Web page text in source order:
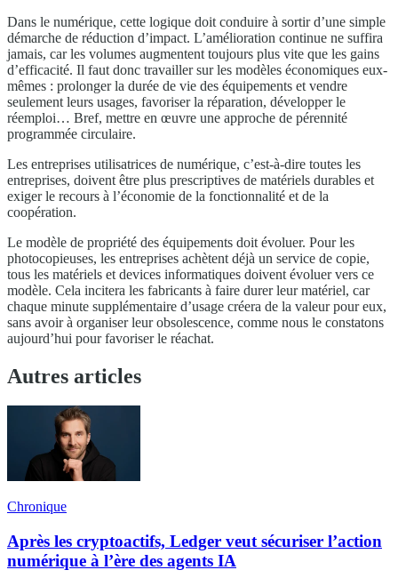
Dans le numérique, cette logique doit conduire à sortir d’une simple
démarche de réduction d’impact. L’amélioration continue ne suffira
jamais, car les volumes augmentent toujours plus vite que les gains
d’efficacité. Il faut donc travailler sur les modèles économiques eux-
mêmes : prolonger la durée de vie des équipements et vendre
seulement leurs usages, favoriser la réparation, développer le
réemploi… Bref, mettre en œuvre une approche de pérennité
programmée circulaire.
Les entreprises utilisatrices de numérique, c’est-à-dire toutes les
entreprises, doivent être plus prescriptives de matériels durables et
exiger le recours à l’économie de la fonctionnalité et de la
coopération.
Le modèle de propriété des équipements doit évoluer. Pour les
photocopieuses, les entreprises achètent déjà un service de copie,
tous les matériels et devices informatiques doivent évoluer vers ce
modèle. Cela incitera les fabricants à faire durer leur matériel, car
chaque minute supplémentaire d’usage créera de la valeur pour eux,
sans avoir à organiser leur obsolescence, comme nous le constatons
aujourd’hui pour favoriser le réachat.
Autres articles
Chronique
Après les cryptoactifs, Ledger veut sécuriser l’action
numérique à l’ère des agents IA